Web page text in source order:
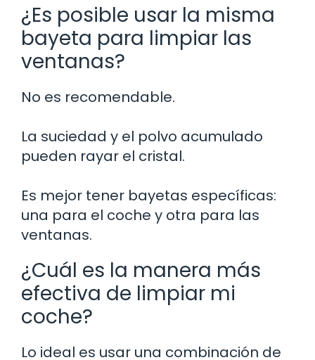
¿Es posible usar la misma
bayeta para limpiar las
ventanas?
No es recomendable.
La suciedad y el polvo acumulado
pueden rayar el cristal.
Es mejor tener bayetas específicas:
una para el coche y otra para las
ventanas.
¿Cuál es la manera más
efectiva de limpiar mi
coche?
Lo ideal es usar una combinación de